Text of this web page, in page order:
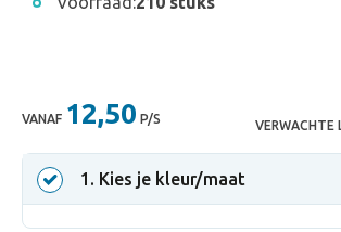
VANAF 12,50 P/S VERWACHTE
1 . Kies je kleur/maat